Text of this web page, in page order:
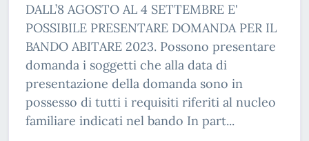
DALL’8 AGOSTO AL 4 SETTEMBRE E'
POSSIBILE PRESENTARE DOMANDA PER IL
BANDO ABITARE 2023. Possono presentare
domanda i soggetti che alla data di
presentazione della domanda sono in
possesso di tutti i requisiti riferiti al nucleo
familiare indicati nel bando In part...